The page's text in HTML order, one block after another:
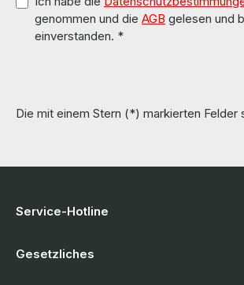
genommen und die AGB gelesen und
einverstanden. *
Die mit einem Stern (*) markierten Felder
Service-Hotline
Gesetzliches